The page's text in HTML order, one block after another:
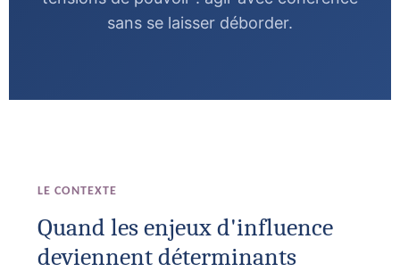
sans se laisser déborder.
LE CONTEXTE
Quand les enjeux d'influence
deviennent déterminants